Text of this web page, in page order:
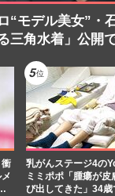
“モデル美女”・
三角水着」公開
乳がんステージ4の
ミミポポ「腫瘍が皮
び出してきた」34